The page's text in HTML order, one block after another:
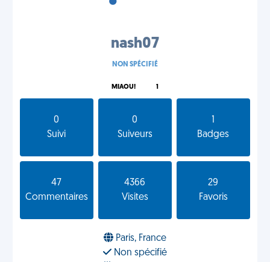
nash07
NON SPÉCIFIÉ
MIAOU! 1
0
Suivi
0
Suiveurs
Badges
47
Commentaires
4366
Visites
29
Favoris
Paris, France
Non spécifié